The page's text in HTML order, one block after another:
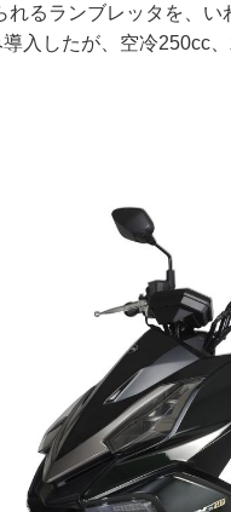
れるランブレッタを、
入したが、空冷250cc